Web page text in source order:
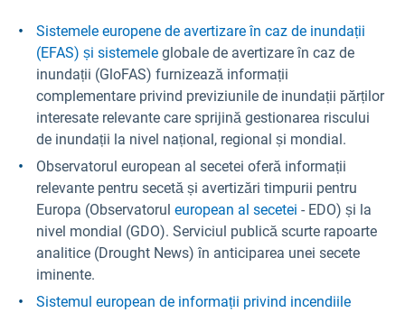
Sistemele europene de avertizare în caz de inundații
(EFAS) și sistemele globale de avertizare în caz de
inundații (GloFAS) furnizează informații
complementare privind previziunile de inundații părților
interesate relevante care sprijină gestionarea riscului
de inundații la nivel național, regional și mondial.
Observatorul european al secetei oferă informații
relevante pentru secetă și avertizări timpurii pentru
Europa (Observatorul european al secetei - EDO) și la
nivel mondial (GDO). Serviciul publică scurte rapoarte
analitice (Drought News) în anticiparea unei secete
iminente.
Sistemul european de informații privind incendiile